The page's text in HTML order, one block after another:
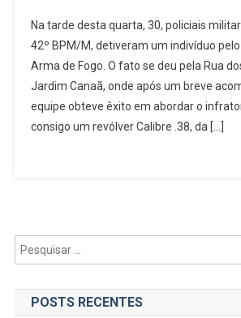
É
Preso
Por
Porte
Ilegal
De
Na tarde desta quarta, 30, policiais
42º BPM/M, detiveram um indivíduo
Arma de Fogo. O fato se deu pela Rua
Jardim Canaã, onde após um breve
equipe obteve êxito em abordar o
consigo um revólver Calibre .38, da […]
POSTS RECENTES